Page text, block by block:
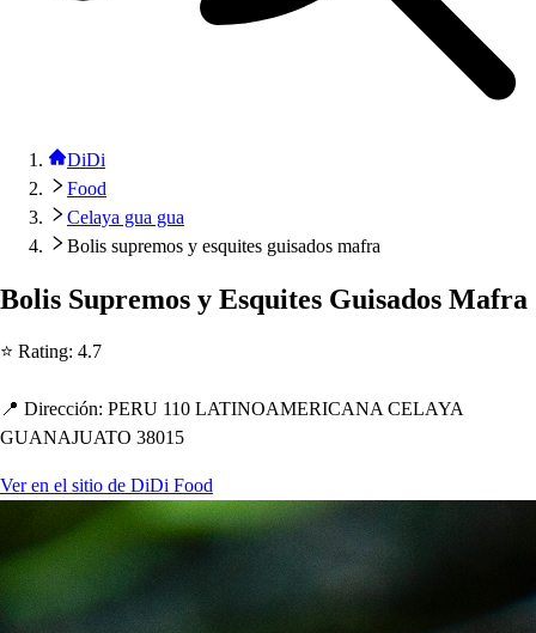
DiDi
Food
Celaya gua gua
Bolis supremos y esquites guisados mafra
Bolis Supremos y Esquites Guisados Mafra
⭐ Rating: 4.7
📍 Dirección: PERU 110 LATINOAMERICANA CELAYA
GUANAJUATO 38015
Ver en el sitio de DiDi Food